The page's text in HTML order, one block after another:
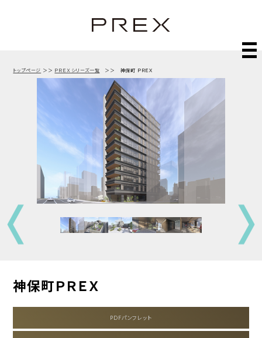
トップページ ＞＞ ＰＲＥＸシリーズ一覧 ＞＞ 神保町 ＰＲＥX
神保町ＰＲＥＸ
PDFパンフレット